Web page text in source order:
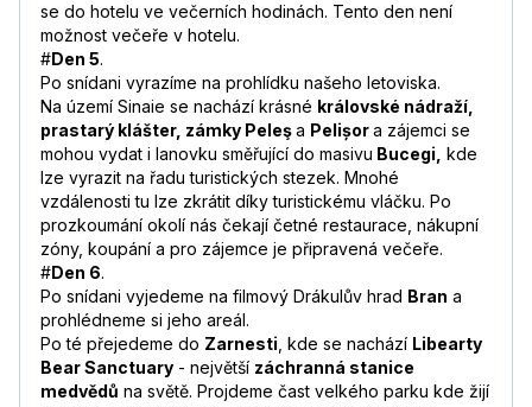
se do hotelu ve večerních hodinách. Tento den není
možnost večeře v hotelu.
#Den 5.
Po snídani vyrazíme na prohlídku našeho letoviska.
Na území Sinaie se nachází krásné královské nádraží,
prastarý klášter, zámky Peleşa Pelișora zájemci se
mohou vydat i lanovku směřující do masivu Bucegi, kde
lze vyrazit na řadu turistických stezek. Mnohé
vzdálenosti tu lze zkrátit díky turistickému vláčku. Po
prozkoumání okolí nás čekají četné restaurace, nákupní
zóny, koupání a pro zájemce je připravená večeře.
#Den 6.
Po snídani vyjedeme na filmový Drákulův hrad Bran a
prohlédneme si jeho areál.
Po té přejedeme do Zarnesti , kde se nachází Libearty
Bear Sanctuary - největší záchranná stanice
medvědů na světě. Projdeme čast velkého parku kde žijí